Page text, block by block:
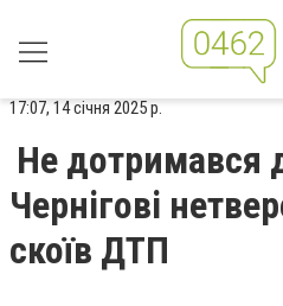
17:07, 14 січня 2025 р.
Не дотримався
Чернігові
скоїв ДТП